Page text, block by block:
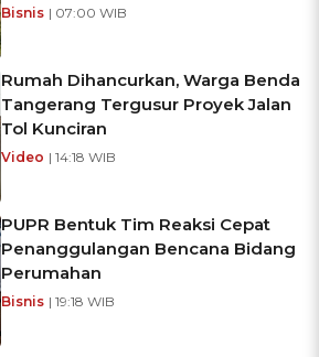
Bisnis | 07:00 WIB
Rumah Dihancurkan, Warga Benda
Tangerang Tergusur Proyek Jalan
Tol Kunciran
Video | 14:18 WIB
PUPR Bentuk Tim Reaksi Cepat
Penanggulangan Bencana Bidang
Perumahan
Bisnis | 19:18 WIB